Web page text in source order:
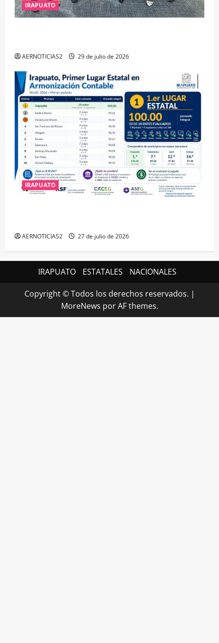
IRAPUATO
AERNOTICIAS2 29 de julio de 2026
IRAPUATO
AERNOTICIAS2 27 de julio de 2026
IRAPUATO ESTATALES NACIONALES
Copyright © Todos los derechos reservados. |
MoreNews por AF themes.